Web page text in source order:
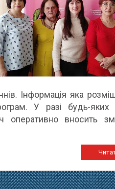
Інформація яка
У разі будь-яких
оперативно вносить